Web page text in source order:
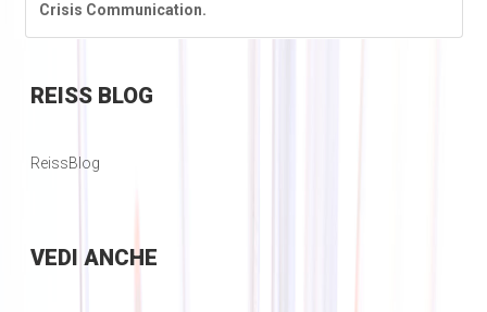
Crisis Communication.
REISSBLOG
ReissBlog
VEDI ANCHE